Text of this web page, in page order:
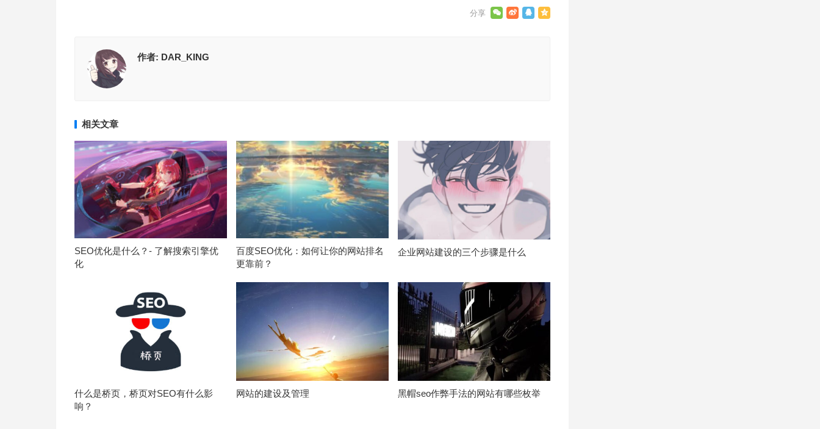
作者: DAR_KING
相关文章
SEO优化是什么？- 了解搜索引擎优
化
百度SEO优化：如何让你的网站排名
更靠前？
企业网站建设的三个步骤是什么
什么是桥页，桥页对SEO有什么影
响？
网站的建设及管理 黑帽seo作弊手法的网站有哪些枚举